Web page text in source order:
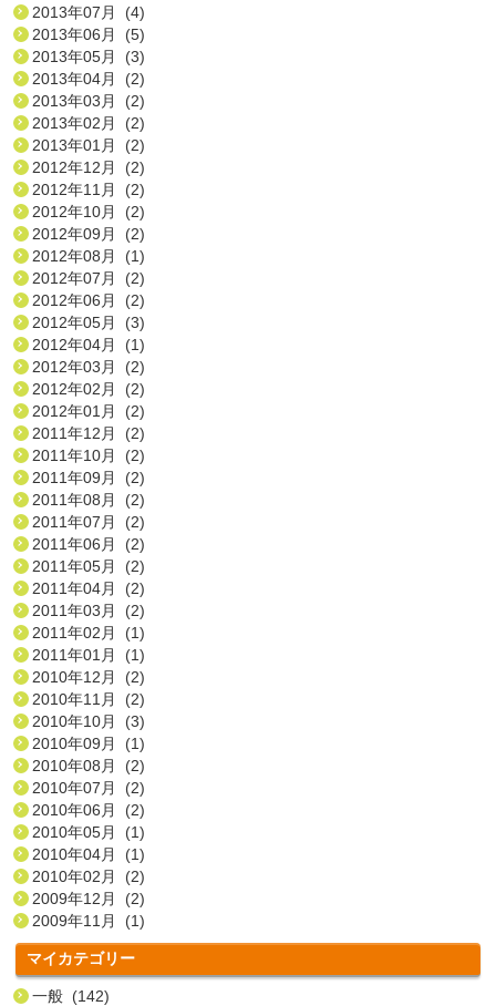
2013年07月 (4)
2013年06月 (5)
2013年05月 (3)
2013年04月 (2)
2013年03月 (2)
2013年02月 (2)
2013年01月 (2)
2012年12月 (2)
2012年11月 (2)
2012年10月 (2)
2012年09月 (2)
2012年08月 (1)
2012年07月 (2)
2012年06月 (2)
2012年05月 (3)
2012年04月 (1)
2012年03月 (2)
2012年02月 (2)
2012年01月 (2)
2011年12月 (2)
2011年10月 (2)
2011年09月 (2)
2011年08月 (2)
2011年07月 (2)
2011年06月 (2)
2011年05月 (2)
2011年04月 (2)
2011年03月 (2)
2011年02月 (1)
2011年01月 (1)
2010年12月 (2)
2010年11月 (2)
2010年10月 (3)
2010年09月 (1)
2010年08月 (2)
2010年07月 (2)
2010年06月 (2)
2010年05月 (1)
2010年04月 (1)
2010年02月 (2)
2009年12月 (2)
2009年11月 (1)
マイカテゴリー
一般 (142)